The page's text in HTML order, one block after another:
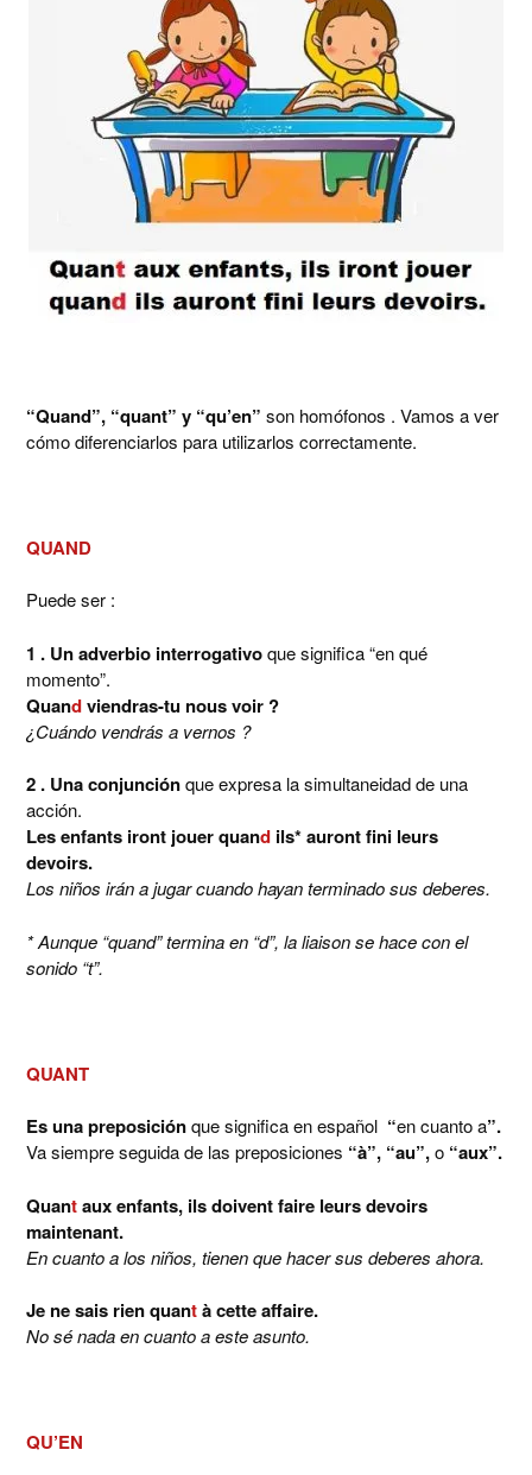
“Quand”, “quant” y “qu’en” son homófonos . Vamos a ver
cómo diferenciarlos para utilizarlos correctamente.
QUAND
Puede ser :
1 . Un adverbio interrogativoque significa “en qué
momento”.
Quandviendras-tu nous voir ?
¿Cuándo vendrás a vernos ?
2 . Una conjunciónque expresa la simultaneidad de una
acción.
Les enfants iront jouer quand ils* auront fini leurs
devoirs.
Los niños irán a jugar cuando hayan terminado sus deberes.
* Aunque “quand” termina en “d”, la liaison se hace con el
sonido “t”.
QUANT
Es una preposiciónque significa en español “en cuanto a”.
Va siempre seguida de las preposiciones “à”, “au”,o “aux”.
Quantaux enfants, ils doivent faire leurs devoirs
maintenant.
En cuanto a los niños, tienen que hacer sus deberes ahora.
Je ne sais rien quantà cette affaire.
No sé nada en cuanto a este asunto.
QU’EN